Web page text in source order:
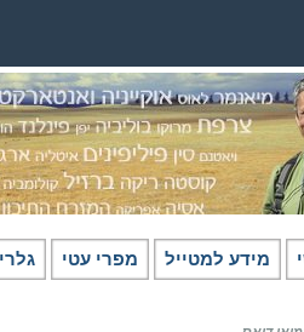
מידע למטייל מפרי עטי